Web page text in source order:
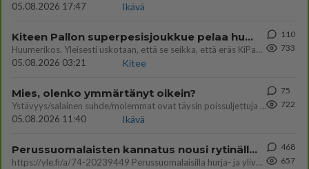
05.08.2026 17:47
Ikävä
Kiteen Pallon superpesisjoukkue pelaa huumeiden vaikutuksen alaisena
Huumerikos. Yleisesti uskotaan, että se seikka, että eräs KiPan pelaaja kärähtää huumeista, on vain jäävuoren huippu. M
05.08.2026 03:21
Kitee
110
733
Mies, olenko ymmärtänyt oikein?
Ystävyys/salainen suhde/molemmat ovat täysin poissuljettuja asioita? Nainen
05.08.2026 11:40
Ikävä
75
722
Perussuomalaisten kannatus nousi rytinällä Ylen tänään julkaisemassa tuoreimmassa gallup-kyselyssä.
https://yle.fi/a/74-20239449 Perussuomalaisilla hurja- ja ylivoimaisesti suurin nousu tässä uudessa Ylen gallupissa. Kyl
468
657